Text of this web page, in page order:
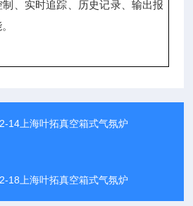
制、实时追踪、历史记录、输出报
14上海叶拓真空箱式气氛炉
18上海叶拓真空箱式气氛炉